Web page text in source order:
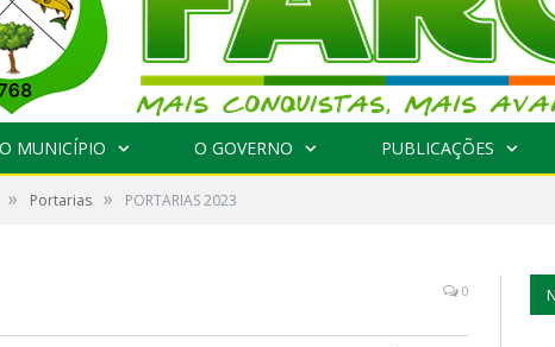
O MUNICÍPIO O GOVERNO PUBLICAÇÕES
» Portarias » PORTARIAS 2023
0